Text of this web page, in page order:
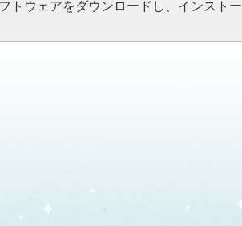
トウェアをダウンロードし、インストー